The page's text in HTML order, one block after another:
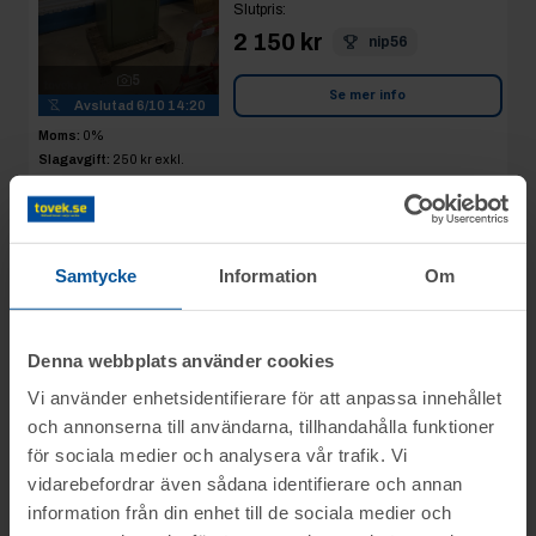
Samtycke Information Om
Denna webbplats använder cookies
Vi använder enhetsidentifierare för att anpassa innehållet
och annonserna till användarna, tillhandahålla funktioner
för sociala medier och analysera vår trafik. Vi
vidarebefordrar även sådana identifierare och annan
information från din enhet till de sociala medier och
Avslutad 6/10 14:20
Moms: 0%
Slagavgift: 250 kr exkl.
moms
Slutpris:
2 150 kr nip56
Se mer info
AVSLUTAD
3
Avslutad6/10 14:21
Moms: 0%
Skyddsglasögon
och hörselkåpor
Slutpris
1 850 kr Glod
Se mer info